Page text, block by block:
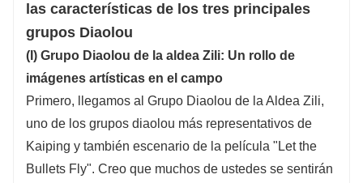
las características de los tres principales
grupos Diaolou
(I) Grupo Diaolou de la aldea Zili: Un rollo de
imágenes artísticas en el campo
Primero, llegamos al Grupo Diaolou de la Aldea Zili,
uno de los grupos diaolou más representativos de
Kaiping y también escenario de la película "Let the
Bullets Fly". Creo que muchos de ustedes se sentirán